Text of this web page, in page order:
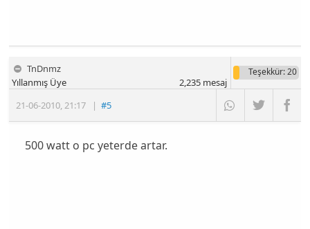
TnDnmz
21-06-2010,21:17 |#5
Yıllanmış Üye
Teşekkür: 20
2,235mesaj
500 watt o pc yeterde artar.